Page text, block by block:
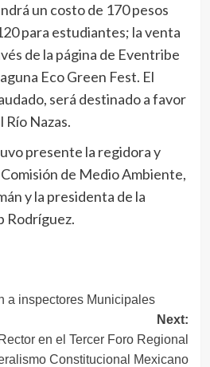
un costo de 170 pesos
para estudiantes; la venta
de la página de Eventribe
Eco Green Fest. El
será destinado a favor
Río Nazas.
presente la regidora y
de Medio Ambiente,
y la presidenta de la
Rodríguez.
a inspectores Municipales
Next:
en el Tercer Foro Regional
Constitucional Mexicano